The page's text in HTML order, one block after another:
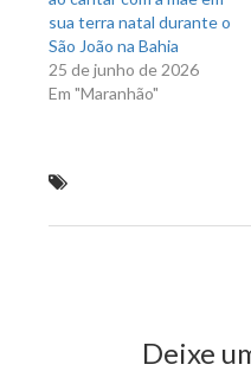
sua terra natal durante o
São João na Bahia
25 de junho de 2026
Em "Maranhão"
Deixe